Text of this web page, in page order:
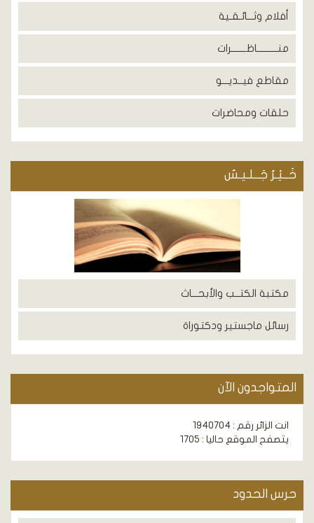
أفلام وثـــائـقـية
منــــــــــاظـــــــرات
مقاطع فيــديـــو
حلقات ومحاضرات
خَــيْـرُ جَــلـيـسٌ
مكتبة الكتــب والأبحـــاث
رسائل ماجستير ودكتوراة
المتواجدون الآن
انت الزائر رقم : 1940704
يتصفح الموقع حاليا : 1705
حرس الحدود